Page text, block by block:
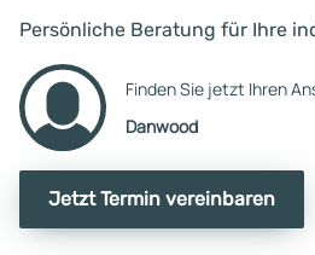
Persönliche Beratung für Ihre
Finden Sie jetzt Ihren
Danwood
Jetzt Termin vereinbaren